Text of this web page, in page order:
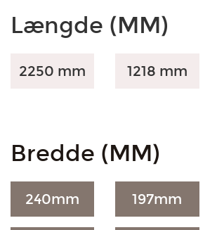
Længde (MM)
2250 mm 1218 mm
Bredde (MM)
240mm 197mm